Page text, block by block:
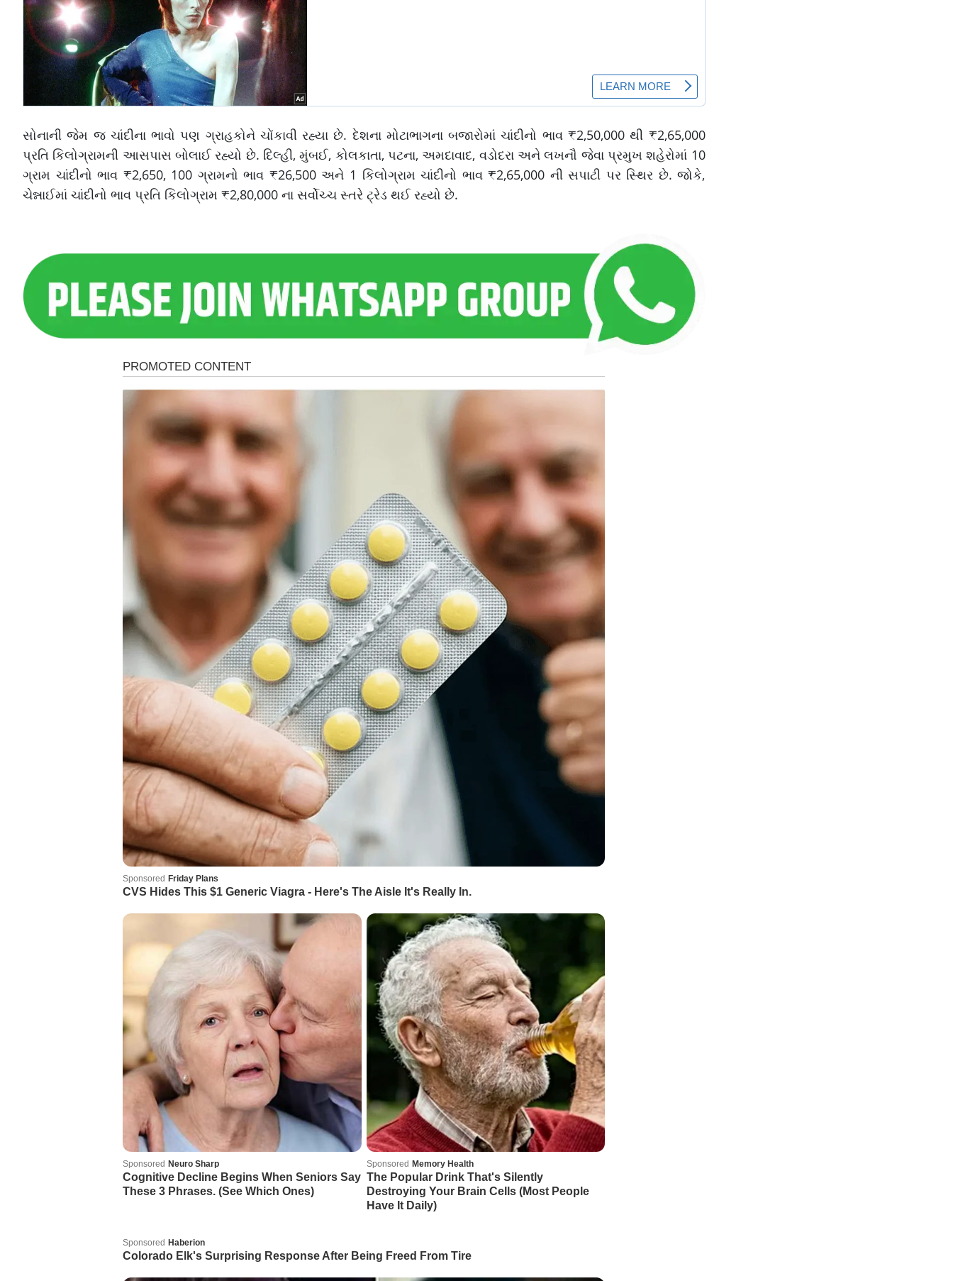
સોનાની જેમ જ ચાંદીના ભાવો પણ ગ્રાહકોને ચોંકાવી રહ્યા છે. દેશના મોટાભાગના બજારોમાં ચાંદીનો ભાવ ₹2,50,000 થી ₹2,65,000
પ્રતિ કિલોગ્રામની આસપાસ બોલાઈ રહ્યો છે. દિલ્હી, મુંબઈ, કોલકાતા, પટના, અમદાવાદ, વડોદરા અને લખનૌ જેવા પ્રમુખ શહેરોમાં 10
ગ્રામ ચાંદીનો ભાવ ₹2,650, 100 ગ્રામનો ભાવ ₹26,500 અને 1 કિલોગ્રામ ચાંદીનો ભાવ ₹2,65,000 ની સપાટી પર સ્થિર છે. જોકે,
ચેન્નાઈમાં ચાંદીનો ભાવ પ્રતિ કિલોગ્રામ ₹2,80,000 ના સર્વોચ્ચ સ્તરે ટ્રેડ થઈ રહ્યો છે.